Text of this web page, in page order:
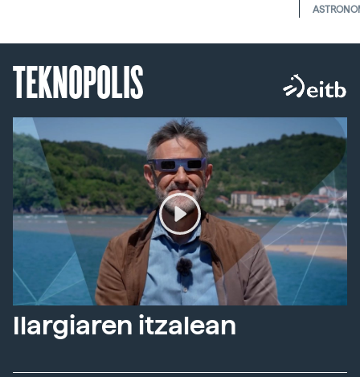
TEKNOPOLIS
Ilargiaren itzalean